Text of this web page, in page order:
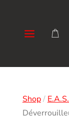
Shop/